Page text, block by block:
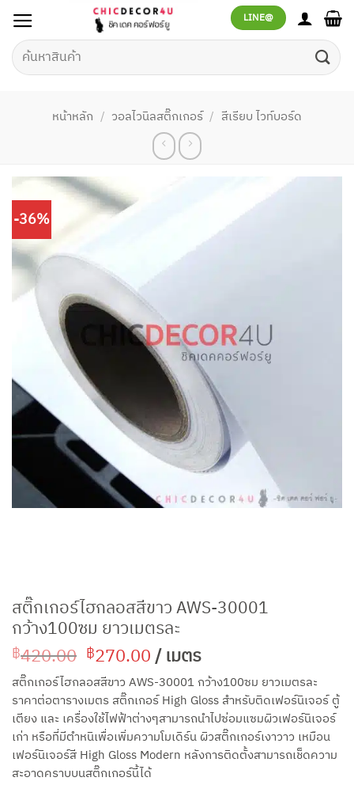
เนื้อหา
LINE@
ค้นหา:
หน้าหลัก / วอลไวนิลสติ๊กเกอร์ / สีเรียบ ไวท์บอร์ด
-36%
สติ๊กเกอร์ไฮกลอสสีขาว AWS-30001
กว้าง100ซม ยาวเมตรละ
฿420.00 Original
price
was:
฿420.00.
฿270.00Current
price
is:
฿270.00.
/ เมตร
สติ๊กเกอร์ไฮกลอสสีขาว AWS-30001 กว้าง100ซม ยาวเมตรละ
ราคาต่อตารางเมตร สติ๊กเกอร์ High Gloss สำหรับติดเฟอร์นิเจอร์ ตู้
เตียง และ เครื่องใช้ไฟฟ้าต่างๆสามารถนำไปซ่อมแซมผิวเฟอร์นิเจอร์
เก่า หรือที่มีตำหนิเพื่อเพิ่มความโมเดิร์น ผิวสติ๊กเกอร์เงาวาว เหมือน
เฟอร์นิเจอร์สี High Gloss Modern หลังการติดตั้งสามารถเช็ดความ
สะอาดคราบบนสติ๊กเกอร์นี้ได้